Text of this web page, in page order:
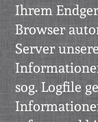
Ihrem
Browser
Server
sog. Logfile